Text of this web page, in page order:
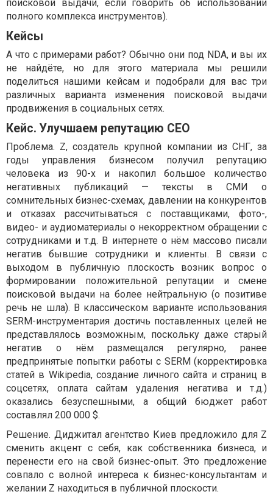
поисковой выдачи, если говорить об использовании
полного комплекса инструментов).
Кейсы
А что с примерами работ? Обычно они под NDA, и вы их
не найдёте, но для этого материала мы решили
поделиться нашими кейсам и подобрали для вас три
различных варианта изменения поисковой выдачи
продвижения в социальных сетях.
Кейс. Улучшаем репутацию CEO
Проблема. Z, создатель крупной компании из СНГ, за
годы управления бизнесом получил репутацию
человека из 90-х и накопил большое количество
негативных публикаций — тексты в СМИ о
сомнительных бизнес-схемах, давлении на конкурентов
и отказах рассчитываться с поставщиками, фото-,
видео- и аудиоматериалы о некорректном обращении с
сотрудниками и т.д. В интернете о нём массово писали
негатив бывшие сотрудники и клиенты. В связи с
выходом в публичную плоскость возник вопрос о
формировании положительной репутации и смене
поисковой выдачи на более нейтральную (о позитиве
речь не шла). В классическом варианте использования
SERM-инструментария достичь поставленных целей не
представлялось возможным, поскольку даже старый
негатив о нём размещался регулярно, ранее
предпринятые попытки работы с SERM (корректировка
статей в Wikipedia, создание личного сайта и страниц в
соцсетях, оплата сайтам удаления негатива и т.д.)
оказались безуспешными, а общий бюджет работ
составлял 200 000 $.
Решение. Диджитал агентство Киев предложило для Z
сменить акцент с себя, как собственника бизнеса, и
перенести его на свой бизнес-опыт. Это предложение
совпало с волной интереса к бизнес-консультантам и
желании Z находиться в публичной плоскости.